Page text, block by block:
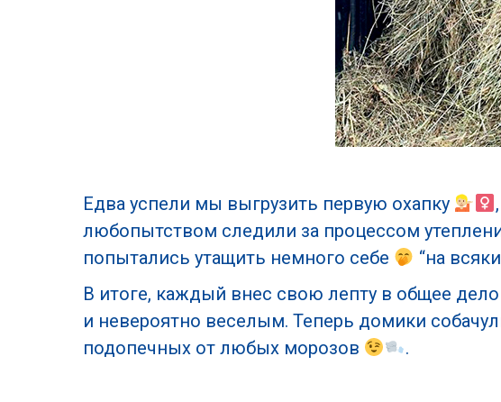
Едва успели мы выгрузить первую охапку
любопытством следили за процессом
попытались утащить немного себе
“на
В итоге, каждый внес свою лепту в общее дело
и невероятно веселым. Теперь домики
подопечных от любых морозов
.